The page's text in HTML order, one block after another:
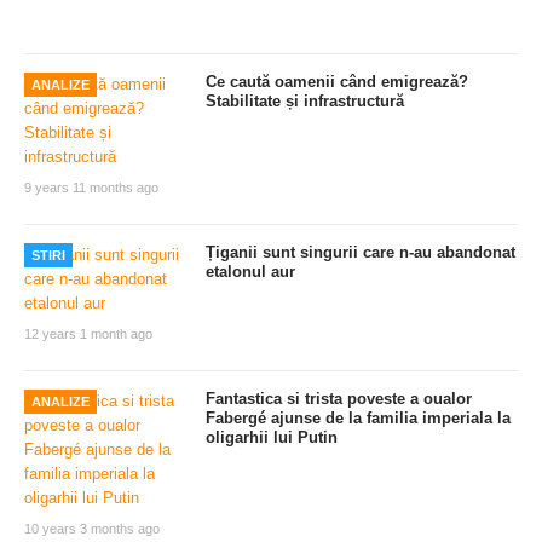
ANALIZE
9 years 11 months ago
Ce caută oamenii când emigrează?
Stabilitate și infrastructură
STIRI
12 years 1 month ago
Țiganii sunt singurii care n-au abandonat
etalonul aur
ANALIZE
10 years 3 months ago
Fantastica si trista poveste a oualor
Fabergé ajunse de la familia imperiala la
oligarhii lui Putin